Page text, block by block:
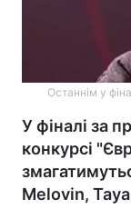
Останнім у
У фіналі за
конкурсі
Melovin,